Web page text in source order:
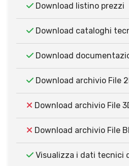
Download listino prezzi
Download cataloghi
Download
Download archivio File
Download archivio File
Download archivio File
Visualizza i dati tecnici